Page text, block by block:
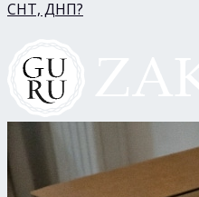
СНТ, ДНП?